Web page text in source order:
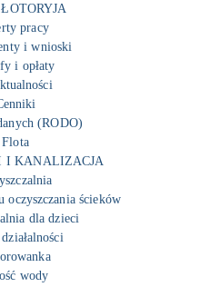
pracy
i wnioski
i opłaty
(RODO)
Flota
I KANALIZACJA
oczyszczania ścieków
dla dzieci
wody